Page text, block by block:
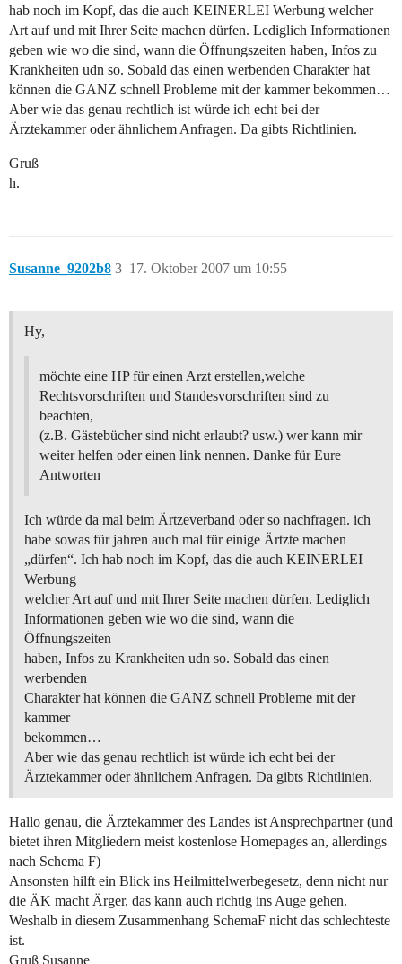
hab noch im Kopf, das die auch KEINERLEI Werbung welcher
Art auf und mit Ihrer Seite machen dürfen. Lediglich Informationen
geben wie wo die sind, wann die Öffnungszeiten haben, Infos zu
Krankheiten udn so. Sobald das einen werbenden Charakter hat
können die GANZ schnell Probleme mit der kammer bekommen…
Aber wie das genau rechtlich ist würde ich echt bei der
Ärztekammer oder ähnlichem Anfragen. Da gibts Richtlinien.
Gruß
h.
Susanne_9202b8 17. Oktober 2007 um 10:55
3
Hy,
möchte eine HP für einen Arzt erstellen,welche
Rechtsvorschriften und Standesvorschriften sind zu
beachten,
(z.B. Gästebücher sind nicht erlaubt? usw.) wer kann mir
weiter helfen oder einen link nennen. Danke für Eure
Antworten
Ich würde da mal beim Ärtzeverband oder so nachfragen. ich
habe sowas für jahren auch mal für einige Ärtzte machen
„dürfen“. Ich hab noch im Kopf, das die auch KEINERLEI
Werbung
welcher Art auf und mit Ihrer Seite machen dürfen. Lediglich
Informationen geben wie wo die sind, wann die
Öffnungszeiten
haben, Infos zu Krankheiten udn so. Sobald das einen
werbenden
Charakter hat können die GANZ schnell Probleme mit der
kammer
bekommen…
Aber wie das genau rechtlich ist würde ich echt bei der
Ärztekammer oder ähnlichem Anfragen. Da gibts Richtlinien.
Hallo genau, die Ärztekammer des Landes ist Ansprechpartner (und
bietet ihren Mitgliedern meist kostenlose Homepages an, allerdings
nach Schema F)
Ansonsten hilft ein Blick ins Heilmittelwerbegesetz, denn nicht nur
die ÄK macht Ärger, das kann auch richtig ins Auge gehen.
Weshalb in diesem Zusammenhang SchemaF nicht das schlechteste
ist.
Gruß Susanne